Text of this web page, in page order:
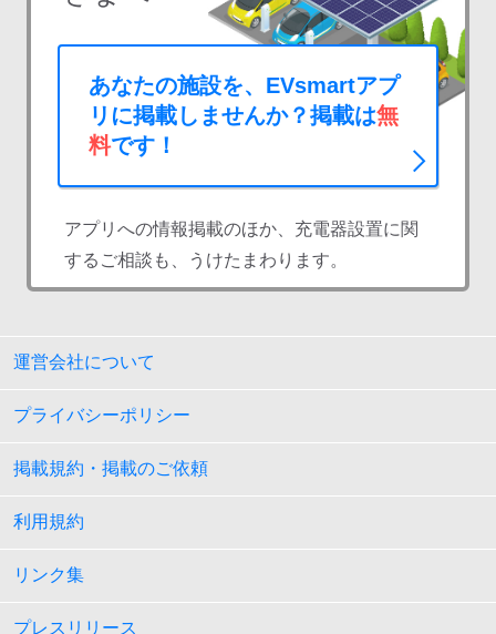
あなたの施設を、EVsmartアプ
リに掲載しませんか？掲載は無
料です！
アプリへの情報掲載のほか、充電器設置に関
するご相談も、うけたまわります。
運営会社について
プライバシーポリシー
掲載規約・掲載のご依頼
利用規約
リンク集
プレスリリース